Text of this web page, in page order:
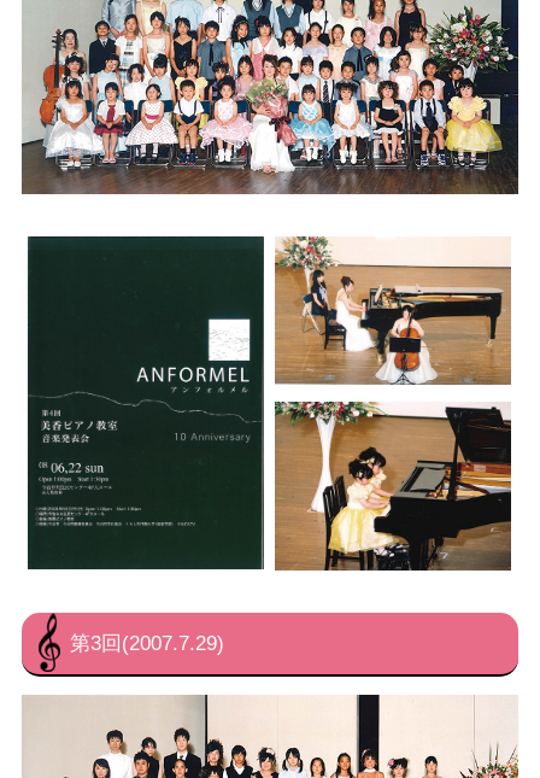
第3回(2007.7.29)